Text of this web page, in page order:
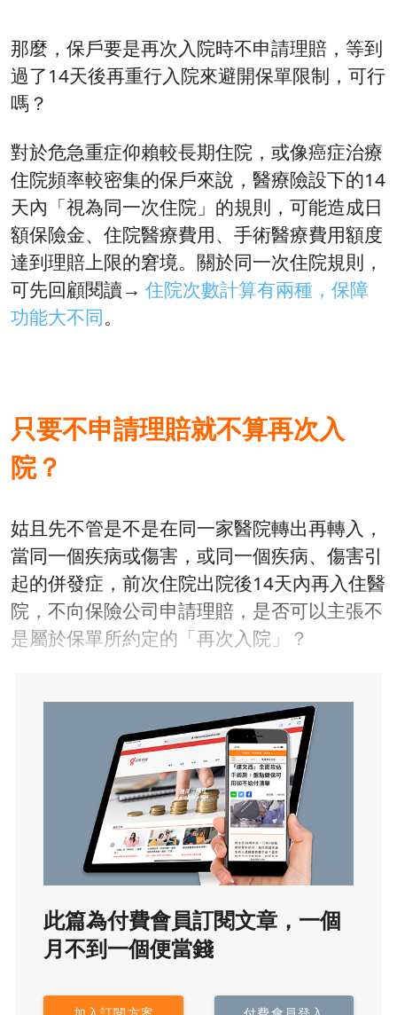
那麼，保戶要是再次入院時不申請理賠，等到
過了14天後再重行入院來避開保單限制，可行
嗎？
對於危急重症仰賴較長期住院，或像癌症治療
住院頻率較密集的保戶來說，醫療險設下的14
天內「視為同一次住院」的規則，可能造成日
額保險金、住院醫療費用、手術醫療費用額度
達到理賠上限的窘境。關於同一次住院規則，
可先回顧閱讀→ 住院次數計算有兩種，保障
功能大不同。
只要不申請理賠就不算再次入
院？
姑且先不管是不是在同一家醫院轉出再轉入，
當同一個疾病或傷害，或同一個疾病、傷害引
起的併發症，前次住院出院後14天內再入住醫
院，不向保險公司申請理賠，是否可以主張不
是屬於保單所約定的「再次入院」？
此篇為付費會員訂閱文章，一個
月不到一個便當錢